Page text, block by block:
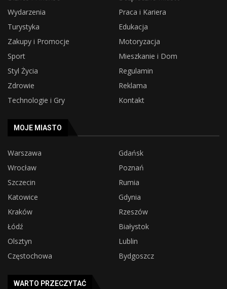
Wydarzenia
Praca i Kariera
Turystyka
Edukacja
Zakupy i Promocje
Motoryzacja
Sport
Mieszkanie i Dom
Styl Życia
Regulamin
Zdrowie
Reklama
Technologie i Gry
Kontakt
MOJE MIASTO
Warszawa
Gdańsk
Wrocław
Poznań
Szczecin
Rumia
Katowice
Gdynia
Kraków
Rzeszów
Łódź
Białystok
Olsztyn
Lublin
Częstochowa
Bydgoszcz
WARTO PRZECZYTAĆ